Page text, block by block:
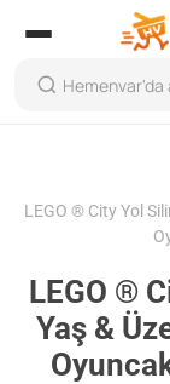
LEGO ® City Yol
LEGO ®
Yaş &